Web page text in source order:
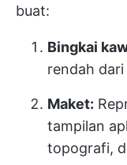
buat:
Bingkai
rendah
Maket:
tampilan
topografi,